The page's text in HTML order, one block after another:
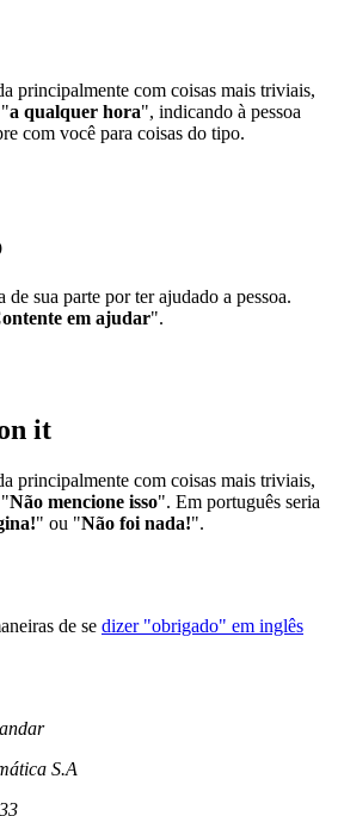
principalmente com coisas mais triviais,
a qualquer hora", indicando à pessoa
com você para coisas do tipo.
de sua parte por ter ajudado a pessoa.
em ajudar".
it
principalmente com coisas mais triviais,
Não mencione isso". Em português seria
" ou "Não foi nada!".
de se dizer "obrigado" em inglês
S.A